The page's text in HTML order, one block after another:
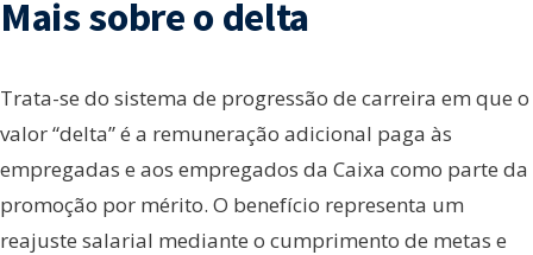
Mais sobre o delta
Trata-se do sistema de progressão de carreira em que o
valor “delta” é a remuneração adicional paga às
empregadas e aos empregados da Caixa como parte da
promoção por mérito. O benefício representa um
reajuste salarial mediante o cumprimento de metas e